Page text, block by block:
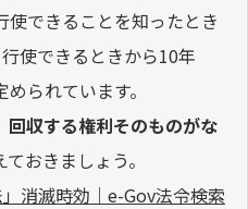
できることを知ったとき
使できるときから10年
られています。
収する権利そのものがな
おきましょう。
」消滅時効｜e-Gov法令検索